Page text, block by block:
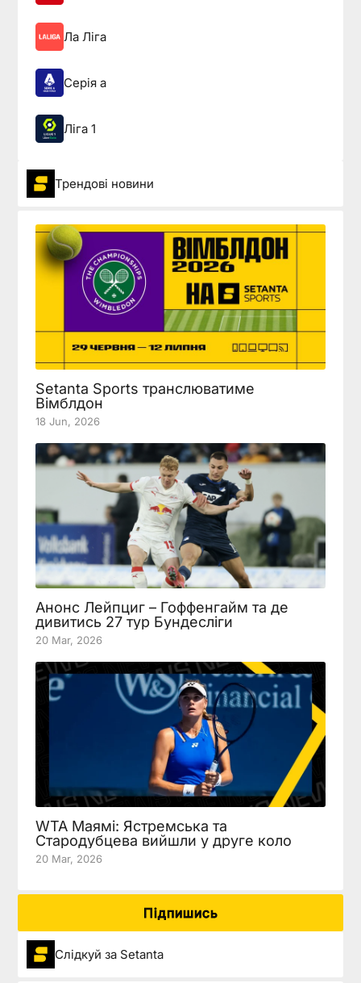
Ла Ліга
Серія а
Ліга 1
Трендові новини
Setanta Sports транслюватиме
Вімблдон
18 Jun, 2026
Анонс Лейпциг – Гоффенгайм та де
дивитись 27 тур Бундесліги
20 Mar, 2026
WTA Маямі: Ястремська та
Стародубцева вийшли у друге коло
20 Mar, 2026
Підпишись
Слідкуй за Setanta